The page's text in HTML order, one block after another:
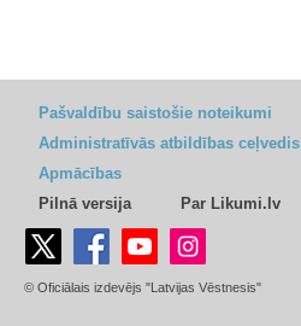
Pašvaldību saistošie noteikumi
Administratīvās atbildības ceļvedis
Apmācības
Pilnā versija
Par Likumi.lv
© Oficiālais izdevējs "Latvijas Vēstnesis"